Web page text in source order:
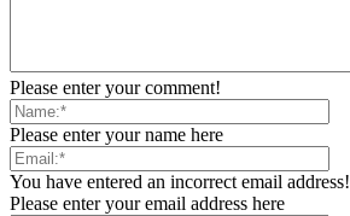
Please enter your comment!
Please enter your name here
You have entered an incorrect email address!
Please enter your email address here